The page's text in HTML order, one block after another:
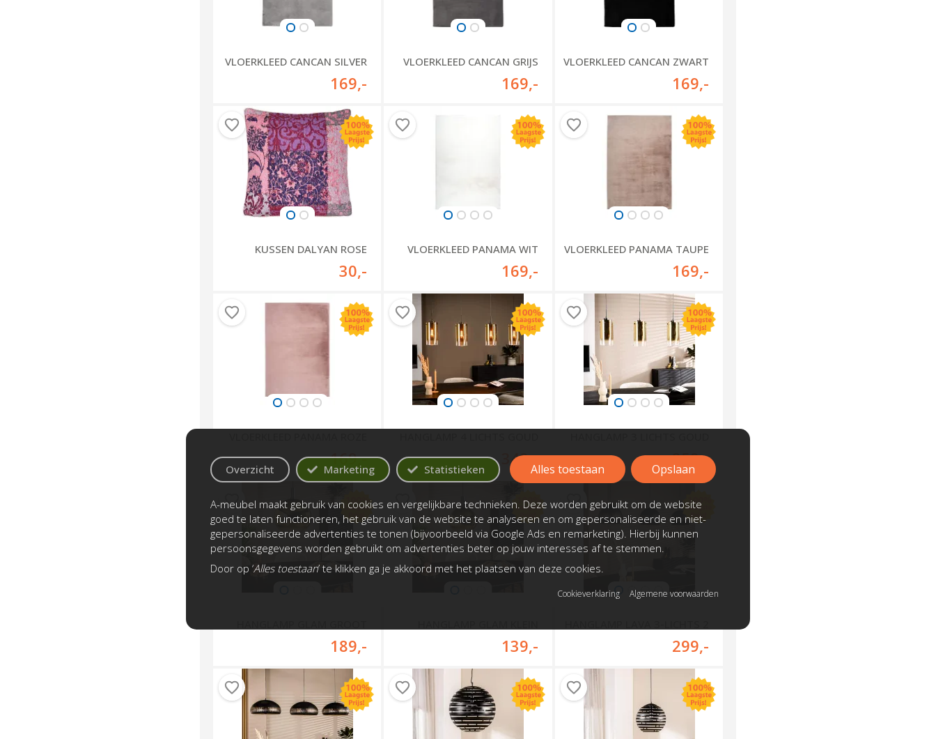
VLOERKLEED CANCAN SILVER
169,-
VLOERKLEED CANCAN GRIJS
169,-
VLOERKLEED CANCAN ZWART
169,-
KUSSEN DALYAN ROSE
30,-
VLOERKLEED PANAMA WIT
169,-
VLOERKLEED PANAMA TAUPE
169,-
169,- 349,- 259,-
189,- 139,- 299,-
Overzicht Marketing Statistieken
A-meubel maakt gebruik van cookies en vergelijkbare technieken. Deze worden gebruikt om de website
goed te laten functioneren, het gebruik van de website te analyseren en om gepersonaliseerde en niet-
gepersonaliseerde advertenties te tonen (bijvoorbeeld via Google Ads en remarketing). Hierbij kunnen
persoonsgegevens worden gebruikt om advertenties beter op jouw interesses af te stemmen.
Door op ‘Alles toestaan’ te klikken ga je akkoord met het plaatsen van deze cookies.
Alles toestaan Opslaan
Cookieverklaring Algemene voorwaarden